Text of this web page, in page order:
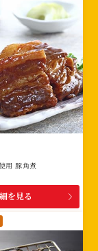
用 豚角煮
を見る